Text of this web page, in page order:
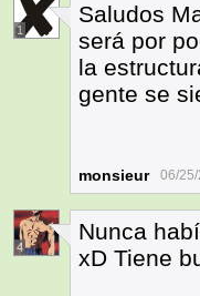
1
Saludos
será por
la
gente se
monsieur 06/
4
Nunca
xD Tiene